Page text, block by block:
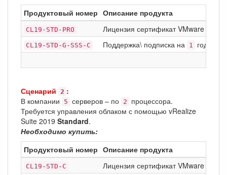
Продуктовый номер Описание продукта
CL19-STD-PRO Лицензия сертификат VMware
CL19-STD-G-SSS-C Поддержка\ подписка на 1 год
Сценарий 2 :
В компании
5 серверов – по 2
процессора.
Требуется управления облаком с помощью vRealize
Suite 2019 Standard.
Необходимо купить:
Продуктовый номер Описание продукта
CL19-STD-C Лицензия сертификат VMware